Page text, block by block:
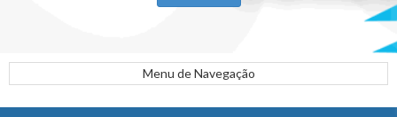
Menu de Navegação